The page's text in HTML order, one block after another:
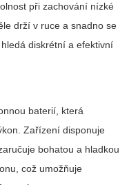
při zachování nízké
drží v ruce a snadno se
diskrétní a efektivní
baterií, která
Zařízení disponuje
bohatou a hladkou
což umožňuje